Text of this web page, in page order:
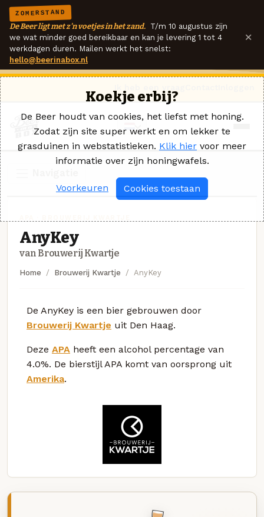
ZOMERSTAND
De Beer ligt met z'n voetjes in het zand. T/m 10 augustus zijn
we wat minder goed bereikbaar en kan je levering 1 tot 4
werkdagen duren. Mailen werkt het snelst:
hello@beerinabox.nl
×
AnyKey
van Brouwerij Kwartje
Home Brouwerij Kwartje AnyKey
De AnyKey is een bier gebrouwen door
Brouwerij Kwartje uit Den Haag.
Deze APA heeft een alcohol percentage van
4.0%. De bierstijl APA komt van oorsprong uit
Amerika.
Koekje erbij?
De Beer houdt van cookies, het liefst met honing.
Zodat zijn site super werkt en om lekker te
grasduinen in webstatistieken. Klik hier voor meer
informatie over zijn honingwafels.
Voorkeuren Cookies toestaan